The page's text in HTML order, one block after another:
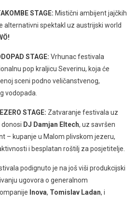
STAGE: Mistični ambijent jajčkih
alternativni spektakl uz austrijski world
STAGE: Vrhunac festivala
pop kraljicu Severinu, koja će
sceni podno veličanstvenog,
vodopada.
STAGE: Zatvaranje festivala uz
DJ Damjan Eltech, uz savršen
– kupanje u Malom plivskom jezeru,
i besplatan roštilj za posjetitelje.
podignuto je na još viši produkcijski
ugovora o generalnom
Inova, Tomislav Ladan, i